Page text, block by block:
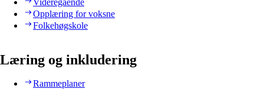
Videregående
Opplæring for voksne
Folkehøgskole
Læring og inkludering
Rammeplaner